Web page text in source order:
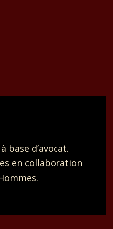
base d’avocat.
en collaboration